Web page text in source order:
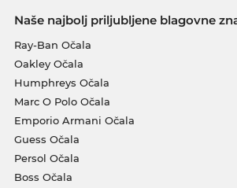
Naše najbolj priljubljene blagovne
Ray-Ban Očala
Oakley Očala
Humphreys Očala
Marc O Polo Očala
Emporio Armani Očala
Guess Očala
Persol Očala
Boss Očala